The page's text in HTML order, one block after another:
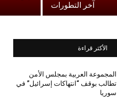
آخر التطورات
الأكثر قراءة
المجموعة العربية بمجلس الأمن
تطالب بوقف “انتهاكات إسرائيل” في
سوريا